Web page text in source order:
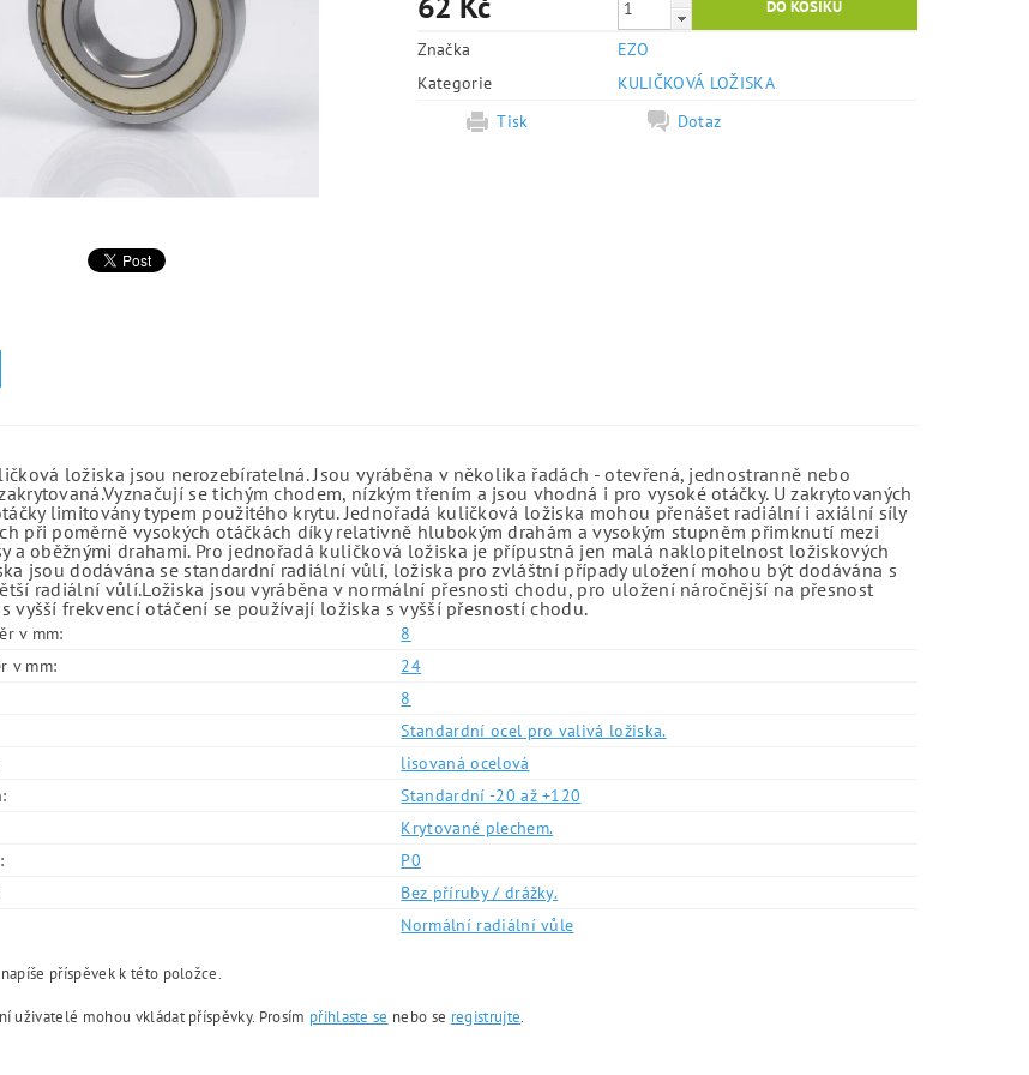
Značka
EZO
Kategorie
KULIČKOVÁ LOŽISKA
Tisk
Dotaz
ložiska jsou nerozebíratelná. Jsou vyráběna v několika řadách - otevřená, jednostranně nebo
se tichým chodem, nízkým třením a jsou vhodná i pro vysoké otáčky. U zakrytovaných
limitovány typem použitého krytu. Jednořadá kuličková ložiska mohou přenášet radiální i axiální síly
při poměrně vysokých otáčkách díky relativně hlubokým drahám a vysokým stupněm přimknutí mezi
a oběžnými drahami. Pro jednořadá kuličková ložiska je přípustná jen malá naklopitelnost ložiskových
jsou dodávána se standardní radiální vůlí, ložiska pro zvláštní případy uložení mohou být dodávána s
radiální vůlí.Ložiska jsou vyráběna v normální přesnosti chodu, pro uložení náročnější na přesnost
vyšší frekvencí otáčení se používají ložiska s vyšší přesností chodu.
v mm:
8
v mm:
24
8
Standardní ocel pro valivá ložiska.
lisovaná ocelová
Standardní -20 až +120
Krytované plechem.
P0
Bez příruby / drážky.
Normální radiální vůle
příspěvek k této položce.
uživatelé mohou vkládat příspěvky. Prosím přihlaste se nebo se registrujte.